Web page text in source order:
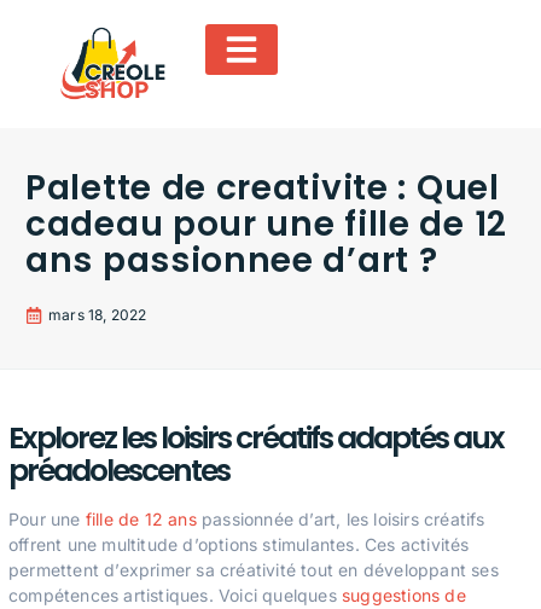
Palette de creativite : Quel
cadeau pour une fille de 12
ans passionnee d’art ?
mars 18, 2022
Explorez les loisirs créatifs adaptés aux
préadolescentes
Pour une fille de 12 anspassionnée d’art, les loisirs créatifs
offrent une multitude d’options stimulantes. Ces activités
permettent d’exprimer sa créativité tout en développant ses
compétences artistiques. Voici quelques suggestions de